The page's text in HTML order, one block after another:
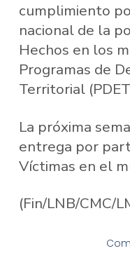
cumplimiento
nacional de la
Hechos en los
Programas de
Territorial
La próxima
entrega por
Víctimas en el
(Fin/LNB/CMC/